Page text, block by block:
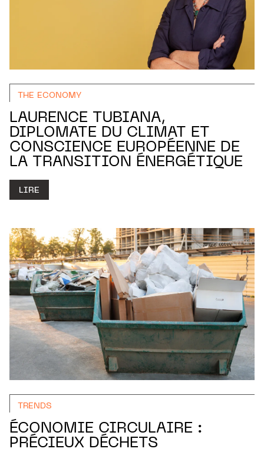
THE ECONOMY
LAURENCE TUBIANA,
DIPLOMATE DU CLIMAT ET
CONSCIENCE EUROPÉENNE DE
LA TRANSITION ÉNERGÉTIQUE
LIRE
TRENDS
ÉCONOMIE CIRCULAIRE :
PRÉCIEUX DÉCHETS